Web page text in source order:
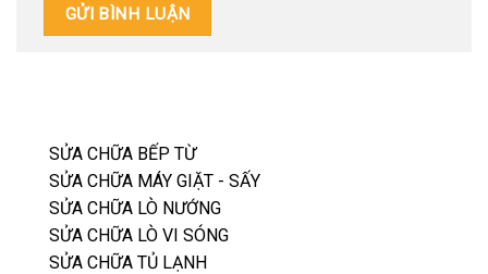
SỬA CHỮA BẾP TỪ
SỬA CHỮA MÁY GIẶT - SẤY
SỬA CHỮA LÒ NƯỚNG
SỬA CHỮA LÒ VI SÓNG
SỬA CHỮA TỦ LẠNH